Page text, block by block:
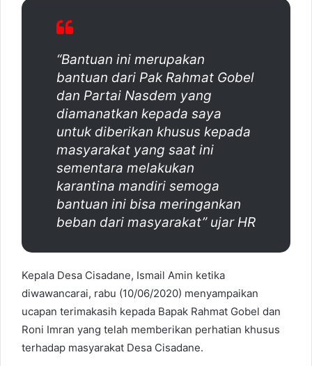
“Bantuan ini merupakan
bantuan dari Pak Rahmat Gobel
dan Partai Nasdem yang
diamanatkan kepada saya
untuk diberikan khusus kepada
masyarakat yang saat ini
sementara melakukan
karantina mandiri semoga
bantuan ini bisa meringankan
beban dari masyarakat” ujar HR
Kepala Desa Cisadane, Ismail Amin ketika
diwawancarai, rabu (10/06/2020) menyampaikan
ucapan terimakasih kepada Bapak Rahmat Gobel dan
Roni Imran yang telah memberikan perhatian khusus
terhadap masyarakat Desa Cisadane.